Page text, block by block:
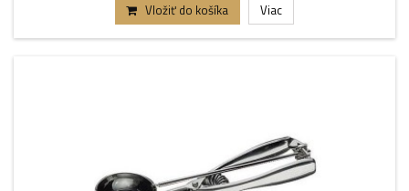
Vložiť do košíka Viac